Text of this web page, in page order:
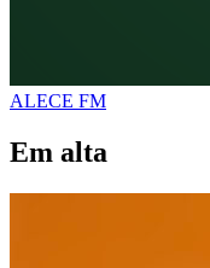
ALECE FM
Em alta